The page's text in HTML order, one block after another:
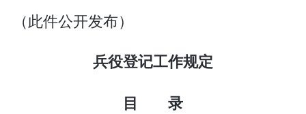
（此件公开发布）
兵役登记工作规定
目 录